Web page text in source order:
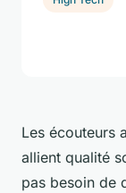
Les écouteurs
allient qualité
pas besoin de